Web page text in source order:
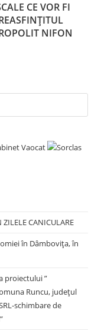
CE VOR FI
NIFON
CANICULARE
în Dâmbovița, în
proiectului ”
Runcu, județul
schimbare de